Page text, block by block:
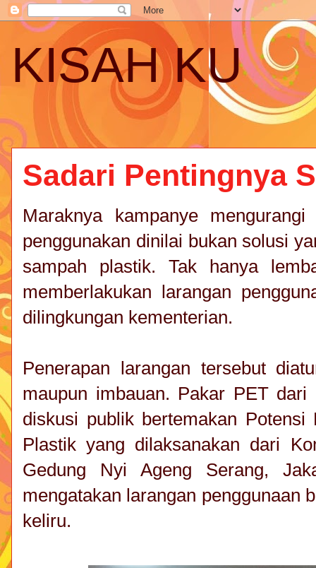
KISAH KU
Sadari Pentingnya
Maraknya kampanye
penggunakan dinilai bukan solusi
sampah plastik. Tak hanya
memberlakukan larangan
dilingkungan kementerian.
Penerapan larangan tersebut
maupun imbauan. Pakar PET
diskusi publik bertemakan
Plastik yang dilaksanakan dari
Gedung Nyi Ageng Serang,
mengatakan larangan penggunaan
keliru.